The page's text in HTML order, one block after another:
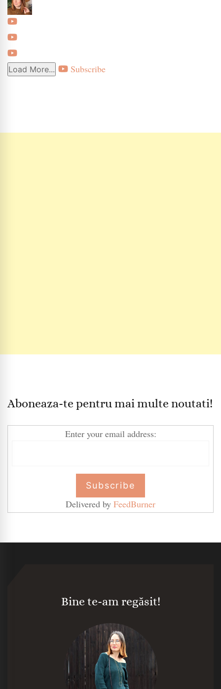
Load More... Subscribe
Aboneaza-te pentru mai multe noutati!
Enter your email address:
Delivered by FeedBurner
Bine te-am regăsit!